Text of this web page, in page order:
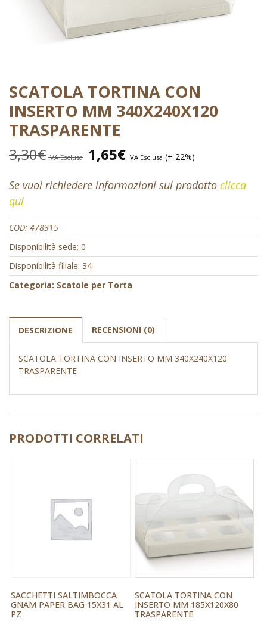
SCATOLA TORTINA CON
INSERTO MM 340X240X120
TRASPARENTE
3,30€ IVA Esclusa 1,65€ IVA Esclusa (+ 22%)
Se vuoi richiedere informazioni sul prodotto clicca
qui
COD: 478315
Disponibilità sede: 0
Disponibilità filiale: 34
Categoria: Scatole per Torta
DESCRIZIONE RECENSIONI (0)
SCATOLA TORTINA CON INSERTO MM 340X240X120
TRASPARENTE
PRODOTTI CORRELATI
SACCHETTI SALTIMBOCCA
GNAM PAPER BAG 15X31 AL
PZ
SCATOLA TORTINA CON
INSERTO MM 185X120X80
TRASPARENTE